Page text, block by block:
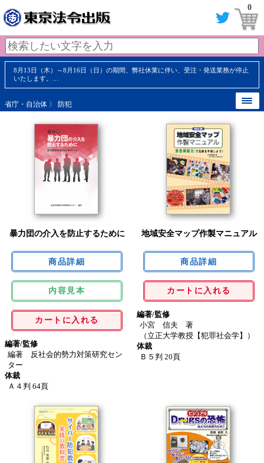
0
8月13日（木）～8月16日（日）の期間、弊社休業に伴い、受注・発送業務が停止
いたします。…
省庁・自治体 〉 防犯
暴力団の介入を防止するために
内容見本
カートに入れる
編著/監修
編著 反社会的勢力対策研究セン
ター
体裁
Ａ４判 64頁
地域安全マップ作製マニュアル
カートに入れる
編著/監修
小宮 信夫 著
（立正大学教授【犯罪社会学】）
体裁
Ｂ５判 20頁